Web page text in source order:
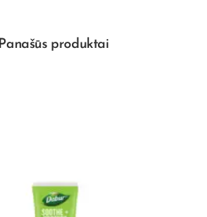
Panašūs produktai